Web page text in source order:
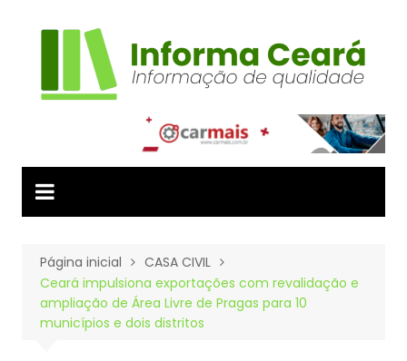
Página inicial
CASA CIVIL
Ceará impulsiona exportações com revalidação e
ampliação de Área Livre de Pragas para 10
municípios e dois distritos